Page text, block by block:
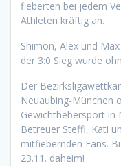
fieberten bei jedem
Athleten kräftig an.
Shimon, Alex und
der 3:0 Sieg wurde
Der
Neuaubing-München
Gewichthebersport in
Betreuer Steffi, Kati
mitfiebernden Fans.
23.11. daheim!